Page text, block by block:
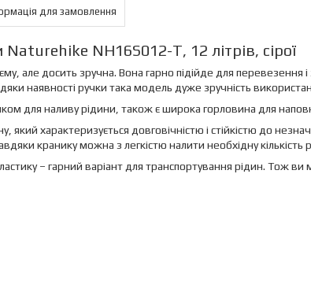
для замовлення
NH16S012-T, 12 літрів, сірої
але досить зручна. Вона гарно підійде для перевезення
наявності ручки така модель дуже зручність
для наливу рідини, також є широка горловина для
який характеризується довговічністю і стійкістю до
кранику можна з легкістю налити необхідну кількість
– гарний варіант для транспортування рідин. Тож ви